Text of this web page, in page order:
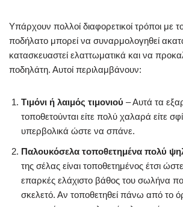
Υπάρχουν πολλοί διαφορετικοί τρόποι με
ποδήλατο μπορεί να συναρμολογηθεί
κατασκευαστεί ελαττωματικά και να
ποδηλάτη. Αυτοί περιλαμβάνουν:
Τιμόνι ή λαιμός τιμονιού – Αυτά τα
τοποθετούνται είτε πολύ χαλαρά είτε
υπερβολικά ώστε να σπάνε.
Παλουκόσελα τοποθετημένα πολύ
της σέλας είναι τοποθετημένος έτσι
επαρκές ελάχιστο βάθος του σωλήνα
σκελετό. Αν τοποθετηθεί πάνω από το